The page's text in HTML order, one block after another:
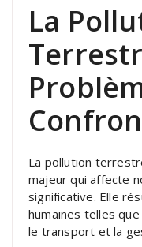
La
La pollution
majeur qui affecte
significative. Elle
humaines telles que
le transport et la